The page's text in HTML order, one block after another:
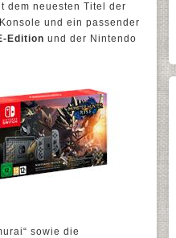
dem neuesten Titel der
und ein passender
Edition und der Nintendo
sowie die